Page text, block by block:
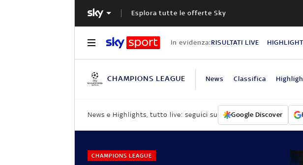
Esplora tutte le offerte Sky
In evidenza:RISULTATI LIVE
CHAMPIONS LEAGUE News Classifica
News e Highlights, tutto live: seguici su Google Discover
CHAMPIONS LEAGUE